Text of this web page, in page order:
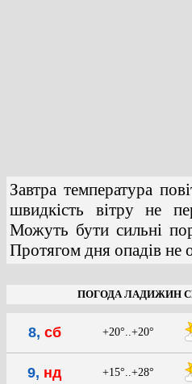
Завтра температура
швидкість вітру не
Можуть бути сильні
Протягом дня опадів не
ПОГОДА ЛАДИЖИН
8, сб +20°..+20°
9, нд +15°..+28°